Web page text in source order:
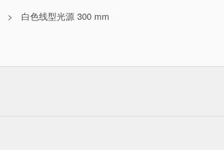
白色线型光源 300 mm